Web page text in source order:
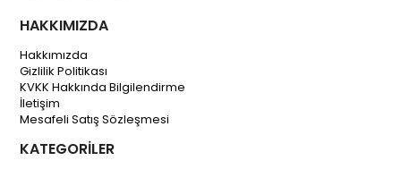
HAKKIMIZDA
Hakkımızda
Gizlilik Politikası
KVKK Hakkında Bilgilendirme
İletişim
Mesafeli Satış Sözleşmesi
KATEGORİLER